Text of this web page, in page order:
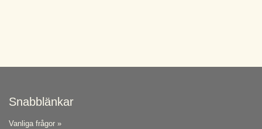
Snabblänkar
Vanliga frågor »